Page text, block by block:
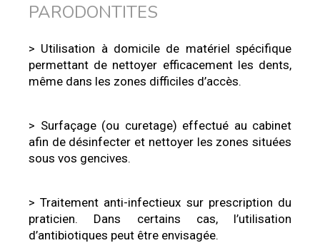
PARODONTITES
> Utilisation à domicile de matériel spécifique
permettant de nettoyer efficacement les dents,
même dans les zones difficiles d’accès.
> Surfaçage (ou curetage) effectué au cabinet
afin de désinfecter et nettoyer les zones situées
sous vos gencives.
> Traitement anti-infectieux sur prescription du
praticien. Dans certains cas, l’utilisation
d’antibiotiques peut être envisagée.